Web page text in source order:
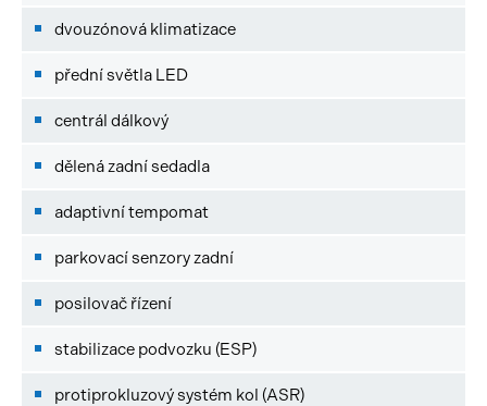
dvouzónová klimatizace
přední světla LED
centrál dálkový
dělená zadní sedadla
adaptivní tempomat
parkovací senzory zadní
posilovač řízení
stabilizace podvozku (ESP)
protiprokluzový systém kol (ASR)